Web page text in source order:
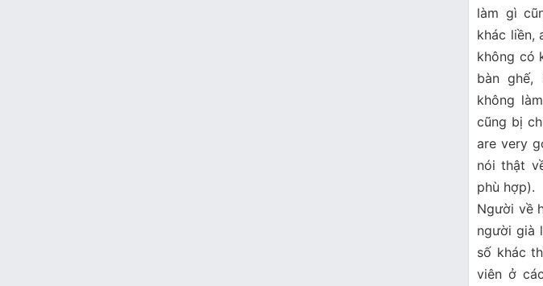
làm gì
khác liền,
không có
bàn ghế,
không
cũng bị
are very
nói thật
phù hợp).
Người về
người già
số khác
viên ở